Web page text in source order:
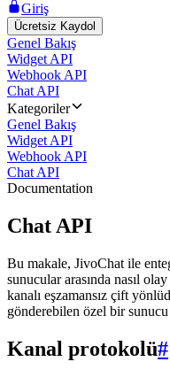
Giriş
Ücretsiz Kaydol
Genel Bakış
Widget API
Webhook API
Chat API
Kategoriler
Genel Bakış
Widget API
Webhook API
Chat API
Documentation
Chat API
Bu makale, JivoChat ile
sunucular arasında nasıl
kanalı eşzamansız çift
gönderebilen özel bir
Kanal protokolü#